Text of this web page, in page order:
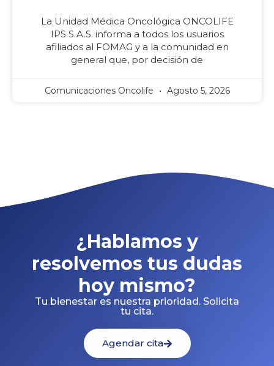
La Unidad Médica Oncológica ONCOLIFE
IPS S.A.S. informa a todos los usuarios
afiliados al FOMAG y a la comunidad en
general que, por decisión de
Comunicaciones Oncolife Agosto 5, 2026
¿Hablamos y
resolvemos tus dudas
hoy mismo?
Tu bienestar es nuestra prioridad. Solicita
tu cita.
Agendar cita